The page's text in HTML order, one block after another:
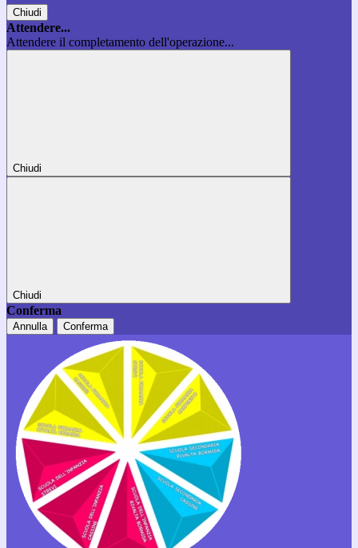
Chiudi
Attendere...
Attendere il completamento dell'operazione...
Chiudi
Chiudi
Conferma
Annulla Conferma